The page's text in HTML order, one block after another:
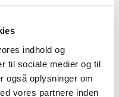
indhold og
til sociale medier og til
også oplysninger om
vores partnere inden